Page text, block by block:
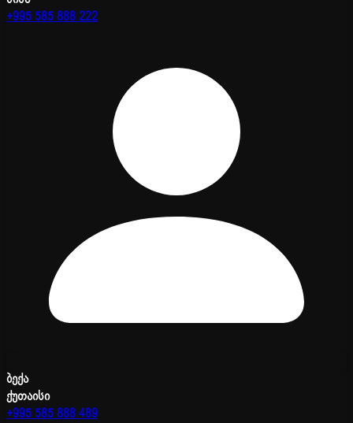
+995 585 888 222
ბექა
ქუთაისი
+995 585 888 489